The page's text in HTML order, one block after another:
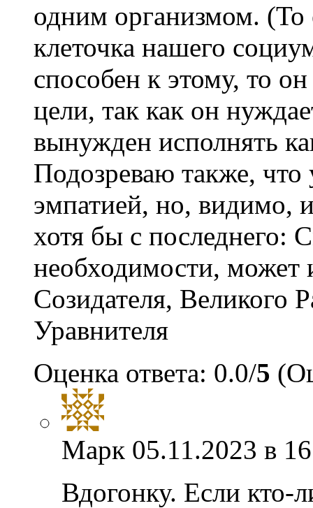
одним организмом. (То
клеточка нашего
способен к этому, то
цели, так как он
вынужден исполнять
Подозреваю также, что
эмпатией, но, видимо,
хотя бы с последнего:
необходимости, может
Созидателя, Великого
Уравнителя
Оценка ответа: 0.0/5
Марк 05.11.2023 в
Вдогонку. Если кто-